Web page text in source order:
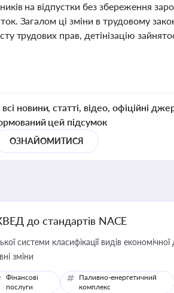
на відпустки без збереження
Загалом ці зміни в трудовому
трудових прав, детінізацію
новини, статті, відео, офіційні
цей підсумок
ОЗНАЙОМИТИСЯ
до стандартів NACE
системи класифікації видів
зміни
Фінансові
послуги
Паливно-енергетичний
комплекс